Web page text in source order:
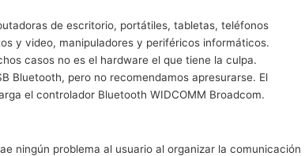
de escritorio, portátiles, tabletas, teléfonos
y video, manipuladores y periféricos informáticos.
casos no es el hardware el que tiene la culpa.
Bluetooth, pero no recomendamos apresurarse. El
el controlador Bluetooth WIDCOMM Broadcom.
ningún problema al usuario al organizar la comunicación